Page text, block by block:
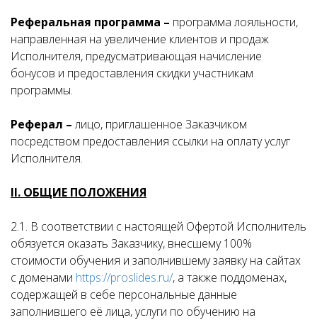
Реферальная программа – программа лояльности,
направленная на увеличение клиентов и продаж
Исполнителя, предусматривающая начисление
бонусов и предоставления скидки участникам
программы.
Реферал – лицо, приглашенное Заказчиком
посредством предоставления ссылки на оплату услуг
Исполнителя.
II. ОБЩИЕ ПОЛОЖЕНИЯ
2.1. В соответствии с настоящей Офертой Исполнитель
обязуется оказать Заказчику, внесшему 100%
стоимости обучения и заполнившему заявку на сайтах
с доменами https://proslides.ru/, а также поддоменах,
содержащей в себе персональные данные
заполнившего её лица, услуги по обучению на